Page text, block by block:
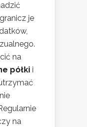
je
na
półki i
na